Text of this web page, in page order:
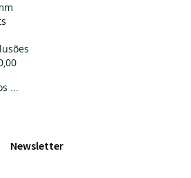
...
Newsletter